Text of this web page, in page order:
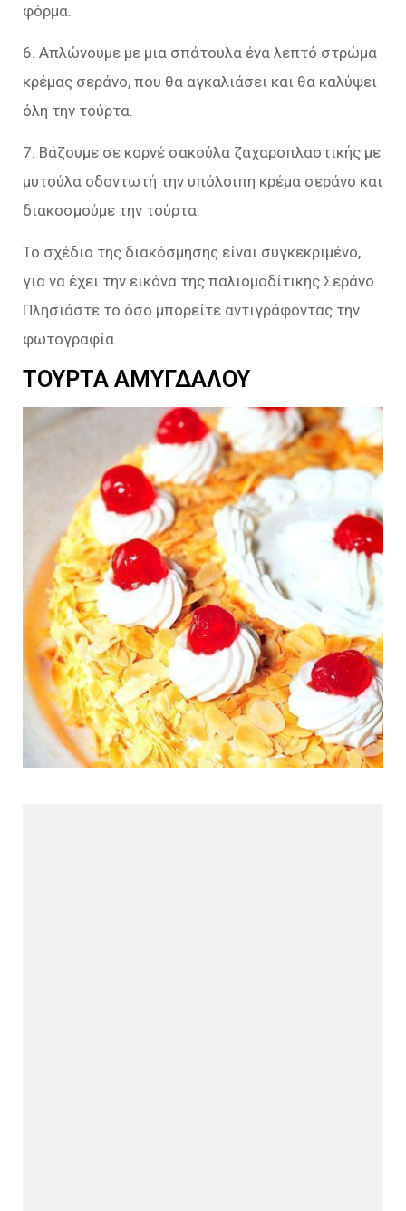
φόρμα.
6. Απλώνουμε με μια σπάτουλα ένα λεπτό στρώμα
κρέμας σεράνο, που θα αγκαλιάσει και θα καλύψει
όλη την τούρτα.
7. Βάζουμε σε κορνέ σακούλα ζαχαροπλαστικής με
μυτούλα οδοντωτή την υπόλοιπη κρέμα σεράνο και
διακοσμούμε την τούρτα.
Το σχέδιο της διακόσμησης είναι συγκεκριμένο,
για να έχει την εικόνα της παλιομοδίτικης Σεράνο.
Πλησιάστε το όσο μπορείτε αντιγράφοντας την
φωτογραφία.
ΤΟΥΡΤΑ ΑΜΥΓΔΑΛΟΥ